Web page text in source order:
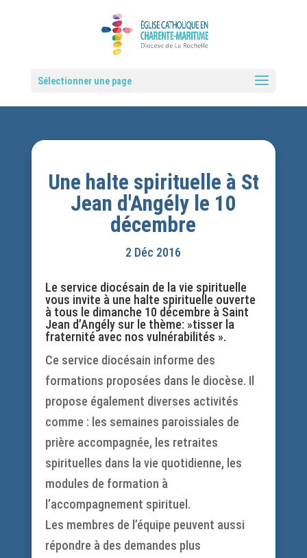
Sélectionner une page
Une halte spirituelle à St
Jean d'Angély le 10
décembre
2 Déc 2016
Le service diocésain de la vie spirituelle
vous invite à une halte spirituelle ouverte
à tous le dimanche 10 décembre à Saint
Jean d’Angély sur le thème: »tisser la
fraternité avec nos vulnérabilités ».
Ce service diocésain informe des
formations proposées dans le diocèse. Il
propose également diverses activités
comme : les semaines paroissiales de
prière accompagnée, les retraites
spirituelles dans la vie quotidienne, les
modules de formation à
l’accompagnement spirituel.
Les membres de l’équipe peuvent aussi
répondre à des demandes plus